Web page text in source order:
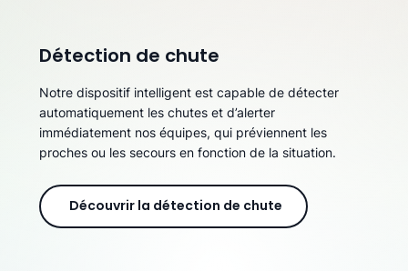
Détection de chute
Notre dispositif intelligent est capable de détecter
automatiquement les chutes et d’alerter
immédiatement nos équipes, qui préviennent les
proches ou les secours en fonction de la situation.
Découvrir la détection de chute